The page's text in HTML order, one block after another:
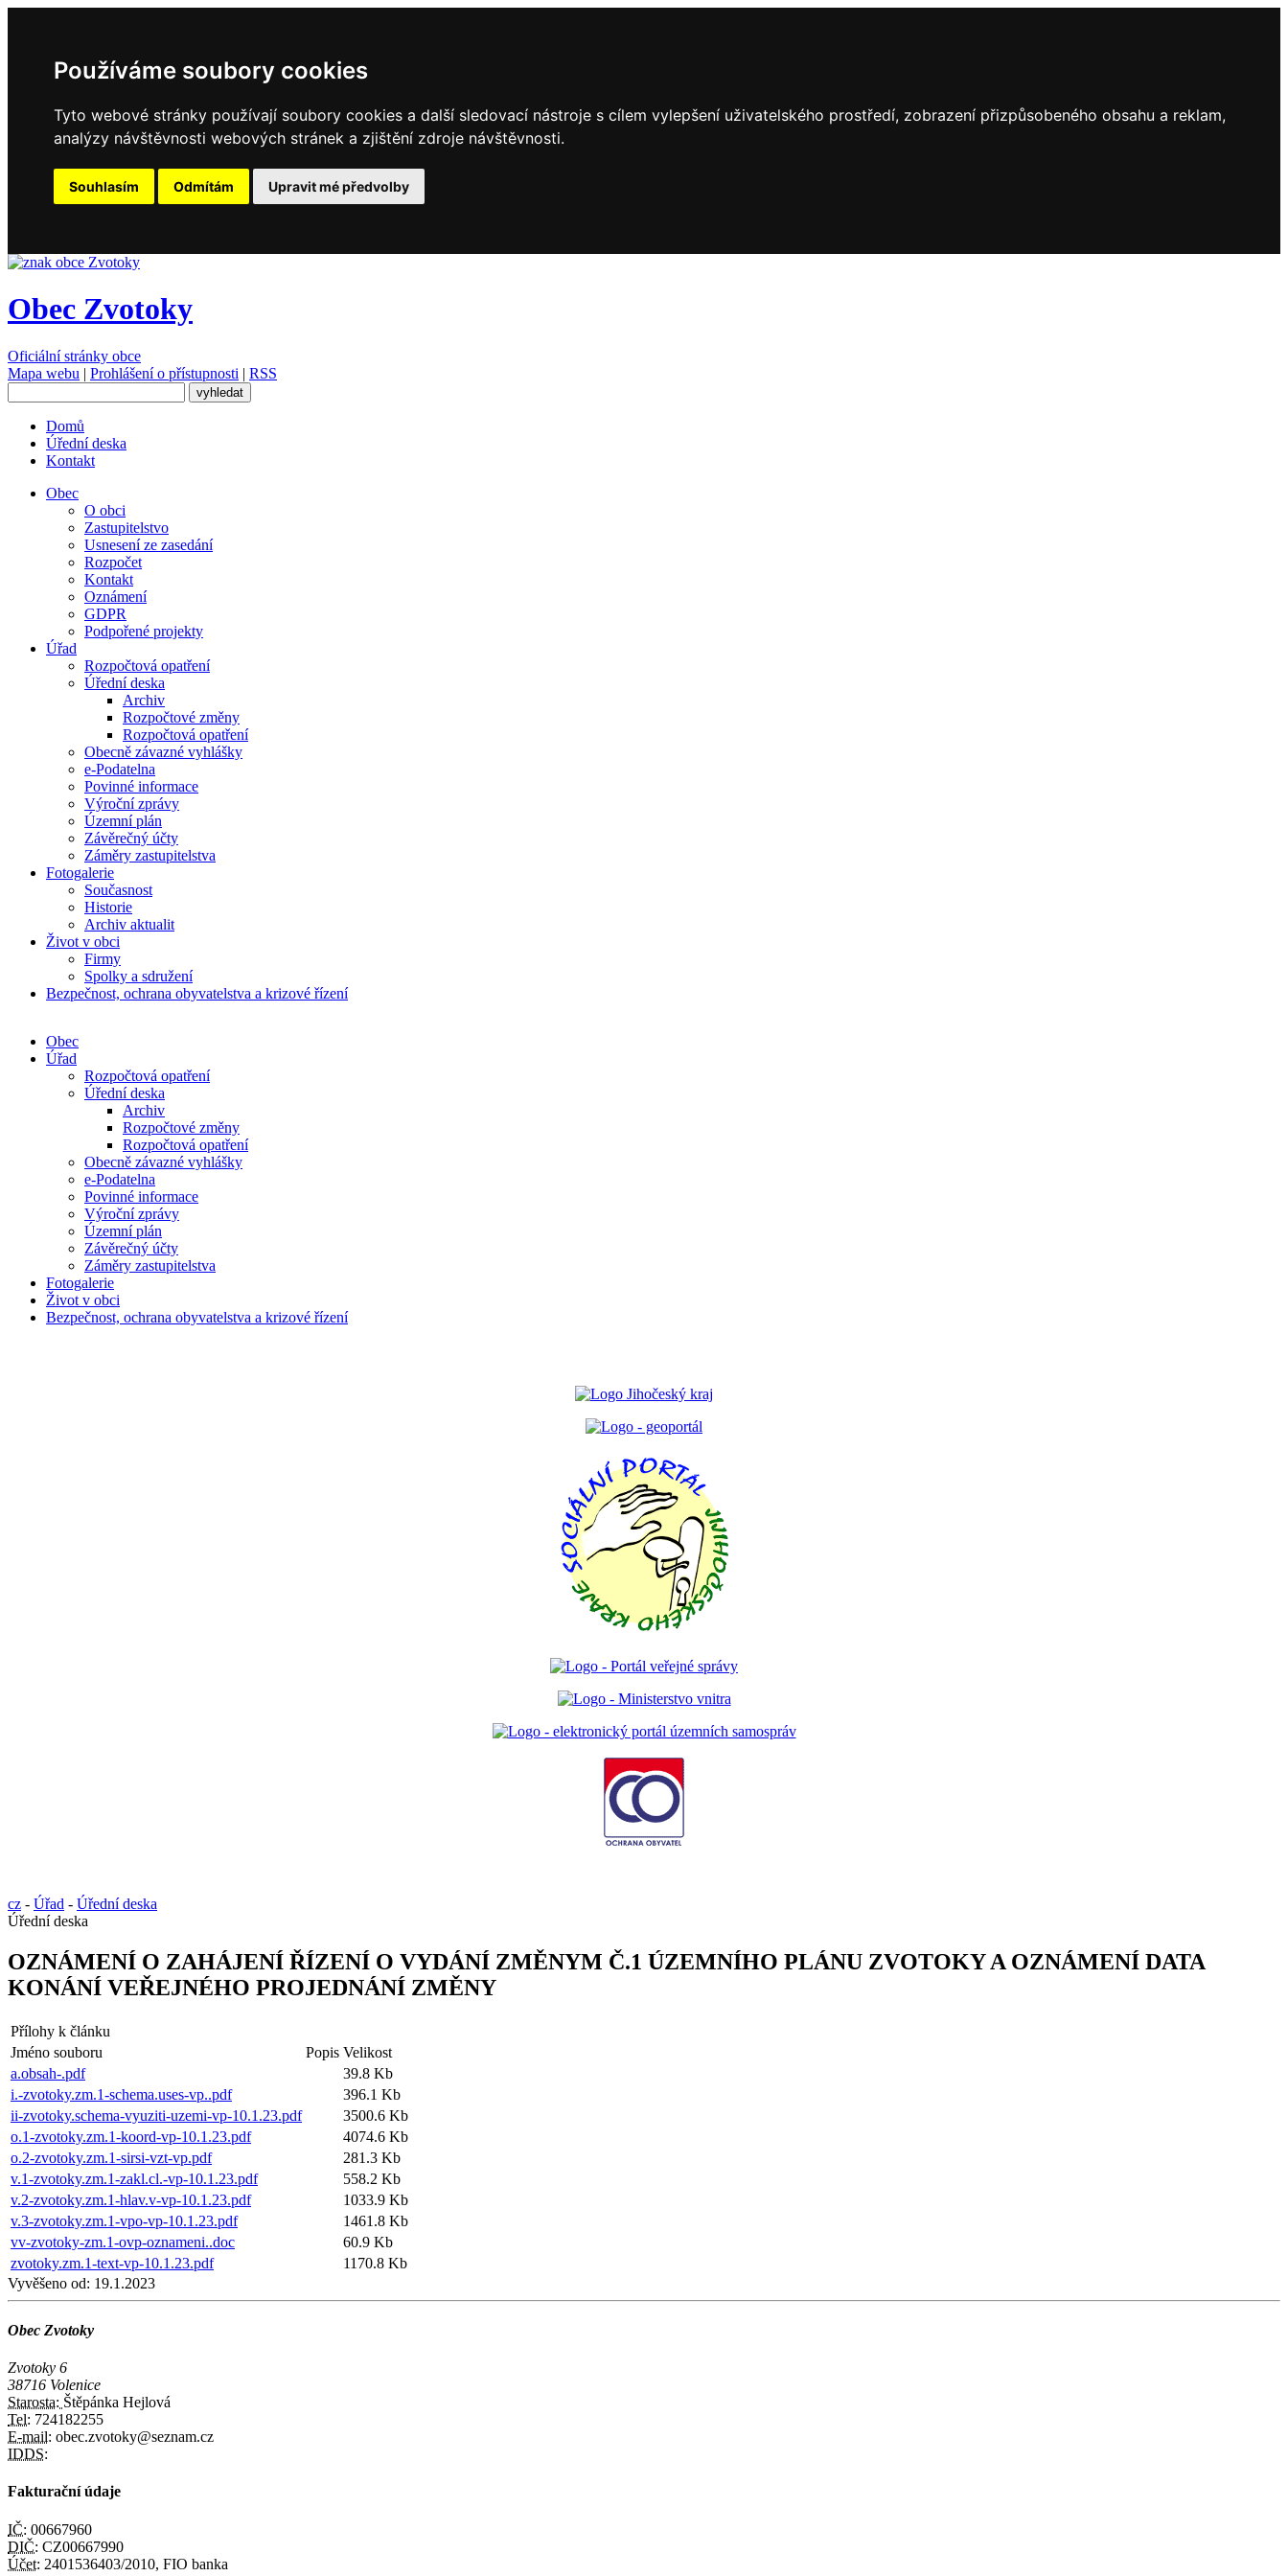
Používáme soubory cookies
Tyto webové stránky používají soubory cookies a další sledovací nástroje s cílem vylepšení uživatelského prostředí, zobrazení přizpůsobeného obsahu a reklam,
analýzy návštěvnosti webových stránek a zjištění zdroje návštěvnosti.
Souhlasím Odmítám Upravit mé předvolby
Obec Zvotoky
Oficiální stránky obce
Mapa webu | Prohlášení o přístupnosti | RSS
Domů
Úřední deska
Kontakt
Obec
O obci
Zastupitelstvo
Usnesení ze zasedání
Rozpočet
Kontakt
Oznámení
GDPR
Podpořené projekty
Úřad
Rozpočtová opatření
Úřední deska
Archiv
Rozpočtové změny
Rozpočtová opatření
Obecně závazné vyhlášky
e-Podatelna
Povinné informace
Výroční zprávy
Územní plán
Závěrečný účty
Záměry zastupitelstva
Fotogalerie
Současnost
Historie
Archiv aktualit
Život v obci
Firmy
Spolky a sdružení
Bezpečnost, ochrana obyvatelstva a krizové řízení
Obec
Úřad
Rozpočtová opatření
Úřední deska
Archiv
Rozpočtové změny
Rozpočtová opatření
Obecně závazné vyhlášky
e-Podatelna
Povinné informace
Výroční zprávy
Územní plán
Závěrečný účty
Záměry zastupitelstva
Fotogalerie
Život v obci
Bezpečnost, ochrana obyvatelstva a krizové řízení
cz - Úřad - Úřední deska
Úřední deska
OZNÁMENÍ O ZAHÁJENÍ ŘÍZENÍ O VYDÁNÍ ZMĚNYM Č.1 ÚZEMNÍHO PLÁNU ZVOTOKY A OZNÁMENÍ DATA
KONÁNÍ VEŘEJNÉHO PROJEDNÁNÍ ZMĚNY
Přílohy k článku
Jméno souboru
Popis Velikost
a.obsah-.pdf
39.8 Kb
i.-zvotoky.zm.1-schema.uses-vp..pdf
396.1 Kb
ii-zvotoky.schema-vyuziti-uzemi-vp-10.1.23.pdf
3500.6 Kb
o.1-zvotoky.zm.1-koord-vp-10.1.23.pdf
4074.6 Kb
o.2-zvotoky.zm.1-sirsi-vzt-vp.pdf
281.3 Kb
v.1-zvotoky.zm.1-zakl.cl.-vp-10.1.23.pdf
558.2 Kb
v.2-zvotoky.zm.1-hlav.v-vp-10.1.23.pdf
1033.9 Kb
v.3-zvotoky.zm.1-vpo-vp-10.1.23.pdf
1461.8 Kb
vv-zvotoky-zm.1-ovp-oznameni..doc
60.9 Kb
zvotoky.zm.1-text-vp-10.1.23.pdf
1170.8 Kb
Vyvěšeno od: 19.1.2023
Obec Zvotoky
Zvotoky 6
38716 Volenice
Starosta: Štěpánka Hejlová
Tel: 724182255
E-mail: obec.zvotoky@seznam.cz
IDDS:
Fakturační údaje
IČ: 00667960
DIČ: CZ00667990
Účet: 2401536403/2010, FIO banka